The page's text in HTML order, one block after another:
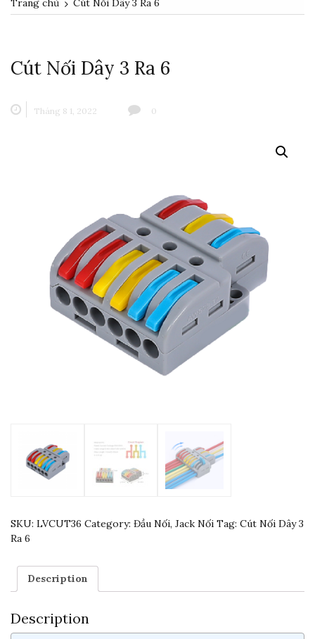
Cút Nối Dây 3 Ra 6
Tháng 8 1, 2022 0
SKU: LVCUT36 Category: Đầu Nối, Jack Nối Tag: Cút Nối Dây 3
Ra 6
Description
Description